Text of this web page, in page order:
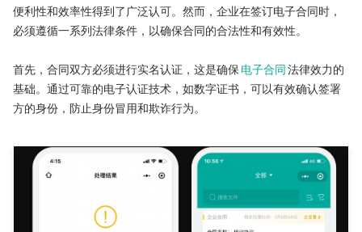
便利性和效率性得到了广泛认可。然而，企业在签订电子合同时，
必须遵循一系列法律条件，以确保合同的合法性和有效性。
首先，合同双方必须进行实名认证，这是确保电子合同法律效力的
基础。通过可靠的电子认证技术，如数字证书，可以有效确认签署
方的身份，防止身份冒用和欺诈行为。